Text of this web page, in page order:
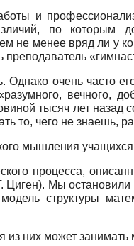
и
по
не менее вряд ли у
преподаватель
очень часто
вечного,
тысяч лет
чего не знаешь,
мышления
процесса,
Циген). Мы
структуры
из них может